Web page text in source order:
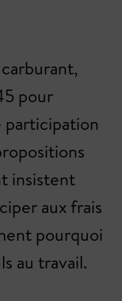
pour
participation
insistent
aux frais
pourquoi
au travail.